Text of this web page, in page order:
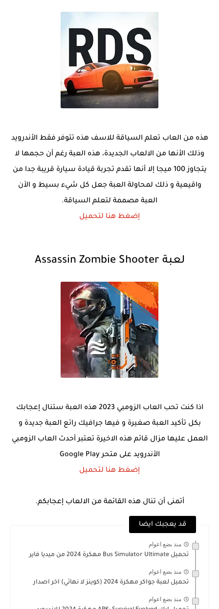
هذه من العاب تعلم السياقة للاسف هذه تتوفر فقط الأندرويد
وذلك الأنها من الالعاب الجديدة، هذه العبة رغم أن حجمها لا
يتجاوز 100 ميجا إلا أنها تقدم تجربة قيادة سيارة قريبة جدا من
واقيعية و ذلك لمحاولة العبة جعل كل شيء بسيط و الأن
العبة مصممة لتعلم السياقة.
إضغط هنا لتحميل
لعبة Assassin Zombie Shooter
اذا كنت تحب العاب الزومبي 2023 هذه العبة ستنال إعجابك
بكل تأكيد العبة صغيرة و فيها جرافيك رائع العبة جديدة و
العمل عليها مزال قائم هذه الاخيرة تعتبر أحدث العاب الزومبي
الأندرويد على متحر Google Play
إضغط هنا لتحميل
أتمنى أن تنال هذه القائمة من الالعاب إعجابكم.
قد يعجبك ايضا
منذ بضع اعوام
تحميل Bus Simulator Ultimate مهكرة 2024 من ميديا فاير
منذ بضع اعوام
تحميل لعبة جواكر مهكرة 2024 (كوينز لا نهائي) اخر اصدار
منذ بضع اعوام